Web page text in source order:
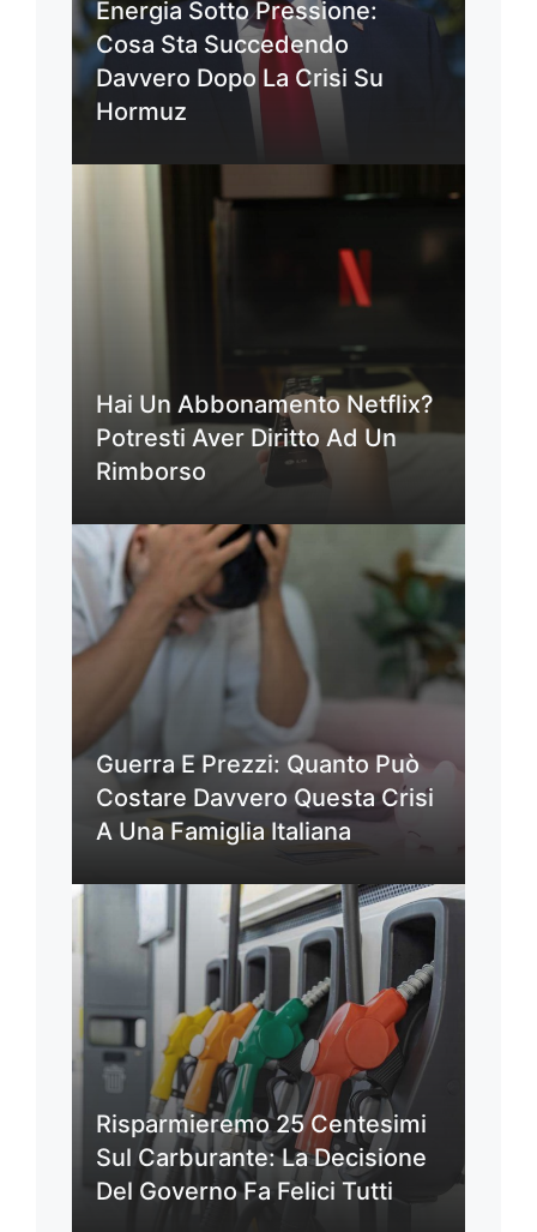
Energia Sotto Pressione:
Cosa Sta Succedendo
Davvero Dopo La Crisi Su
Hormuz
Hai Un Abbonamento Netflix?
Potresti Aver Diritto Ad Un
Rimborso
Guerra E Prezzi: Quanto Può
Costare Davvero Questa Crisi
A Una Famiglia Italiana
Risparmieremo 25 Centesimi
Sul Carburante: La Decisione
Del Governo Fa Felici Tutti